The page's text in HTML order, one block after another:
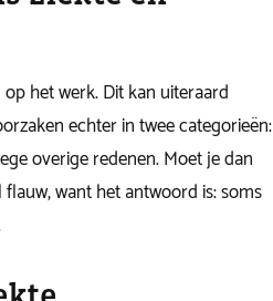
het werk. Dit kan uiteraard
echter in twee categorieën:
overige redenen. Moet je dan
want het antwoord is: soms